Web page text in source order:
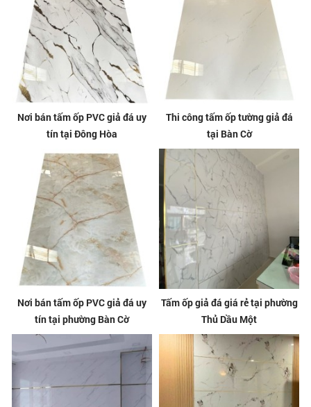
Nơi bán tấm ốp PVC giả đá uy
tín tại Đông Hòa
Thi công tấm ốp tường giả đá
tại Bàn Cờ
Nơi bán tấm ốp PVC giả đá uy
tín tại phường Bàn Cờ
Tấm ốp giả đá giá rẻ tại phường
Thủ Dầu Một